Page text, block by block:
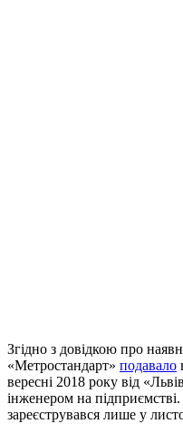
Згідно з довідкою про
«Метростандарт» подавало
вересні 2018 року від
інженером на
зареєструвався лише у